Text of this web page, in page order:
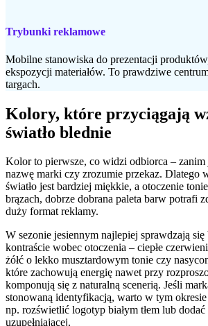
Trybunki reklamowe
Mobilne stanowiska do prezentacji
ekspozycji materiałów. To prawdziwe
targach.
Kolory, które przyciągają
światło blednie
Kolor to pierwsze, co widzi odbiorca – zanim
nazwę marki czy zrozumie przekaz. Dlatego
światło jest bardziej miękkie, a otoczenie
brązach, dobrze dobrana paleta barw potrafi
duży format reklamy.
W sezonie jesiennym najlepiej sprawdzają
kontraście wobec otoczenia – ciepłe
żółć o lekko musztardowym tonie czy
które zachowują energię nawet przy
komponują się z naturalną scenerią. Jeśli
stonowaną identyfikacją, warto w tym
np. rozświetlić logotyp białym tłem lub
uzupełniającej.